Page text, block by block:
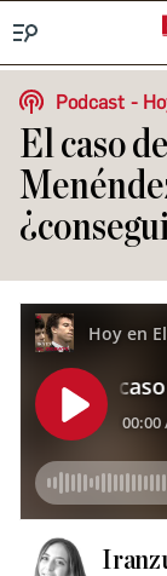
Podcast
El caso